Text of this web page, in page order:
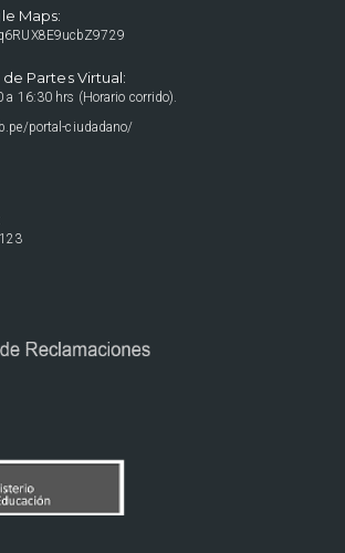
Maps:
Partes Virtual:
a 16:30 hrs (Horario corrido).
portal-ciudadano/